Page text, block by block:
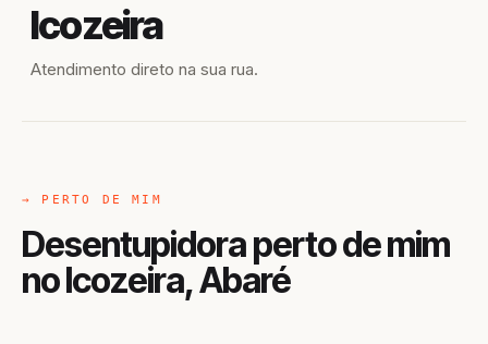
Icozeira
Atendimento direto na sua rua.
→ PERTO DE MIM
Desentupidora perto de mim
no Icozeira, Abaré